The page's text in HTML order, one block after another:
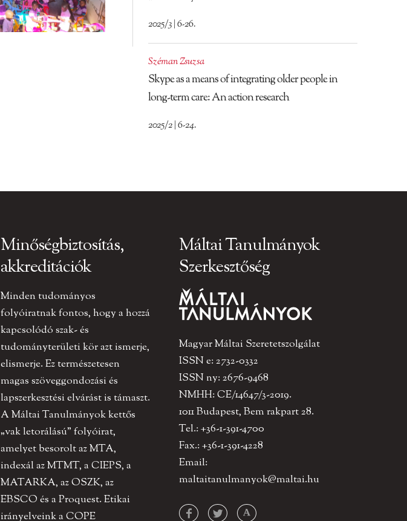
2025/3 | 6-26.
Széman Zsuzsa
Skype as a means of integrating older people in
long-term care: An action research
2025/2 | 6-24.
Minőségbiztosítás,
akkreditációk
Minden tudományos
folyóiratnak fontos, hogy a hozzá
kapcsolódó szak- és
tudományterületi kör azt ismerje,
elismerje. Ez természetesen
magas szöveggondozási és
lapszerkesztési elvárást is támaszt.
A Máltai Tanulmányok kettős
„vak letorálású” folyóirat,
amelyet besorolt az MTA,
indexál az MTMT, a CIEPS, a
MATARKA, az OSZK, az
EBSCO és a Proquest. Etikai
irányelveink a COPE
Máltai Tanulmányok
Szerkesztőség
Magyar Máltai Szeretetszolgálat
ISSN e: 2732-0332
ISSN ny: 2676-9468
NMHH: CE/14647/3-2019.
1011 Budapest, Bem rakpart 28.
Tel.: +36-1-391-4700
Fax.: +36-1-391-4228
Email:
maltaitanulmanyok@maltai.hu